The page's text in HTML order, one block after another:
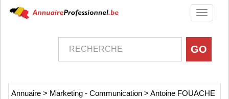
Toggle
Annuaire > Marketing - Communication > Antoine FOUACHE